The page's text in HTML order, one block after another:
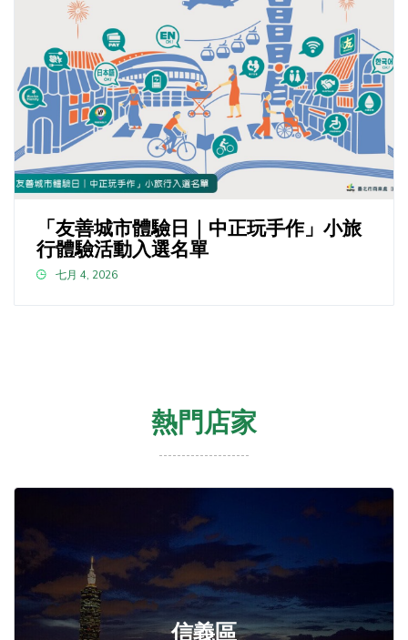
「友善城市體驗日｜中正玩手作」小旅
行體驗活動入選名單
七月 4, 2026
熱門店家
信義區